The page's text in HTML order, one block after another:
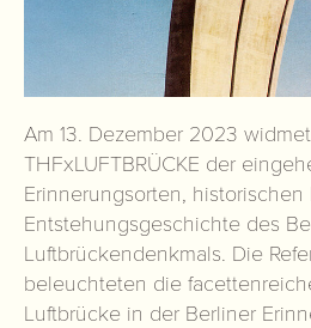
Am 13. Dezember 2023
THFxLUFTBRÜCKE der
Erinnerungsorten,
Entstehungsgeschichte des
Luftbrückendenkmals. Die
beleuchteten die
Luftbrücke in der Berliner